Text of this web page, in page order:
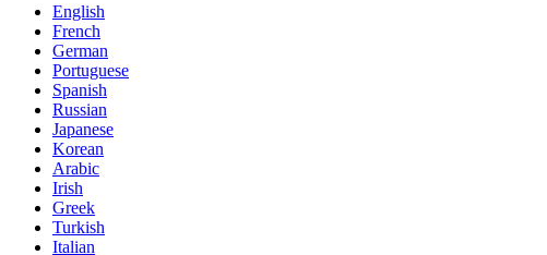
English
French
German
Portuguese
Spanish
Russian
Japanese
Korean
Arabic
Irish
Greek
Turkish
Italian